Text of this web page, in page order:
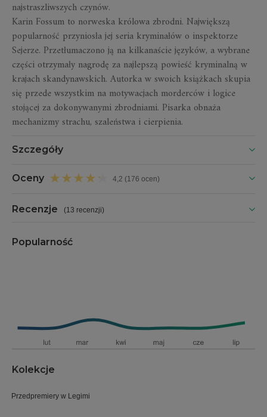
najstraszliwszych czynów.
Karin Fossum to norweska królowa zbrodni. Największą
popularność przyniosła jej seria kryminałów o inspektorze
Sejerze. Przetłumaczono ją na kilkanaście języków, a wybrane
części otrzymały nagrodę za najlepszą powieść kryminalną w
krajach skandynawskich. Autorka w swoich książkach skupia
się przede wszystkim na motywacjach morderców i logice
stojącej za dokonywanymi zbrodniami. Pisarka obnaża
mechanizmy strachu, szaleństwa i cierpienia.
Szczegóły
Oceny 4,2 (176 ocen)
Recenzje (13 recenzji)
Popularność
Kolekcje
Przedpremiery w Legimi